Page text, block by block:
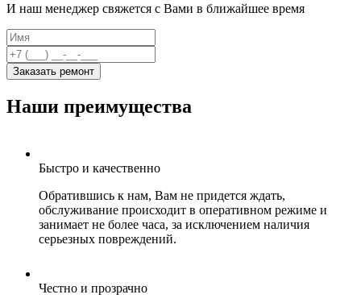
И наш менеджер свяжется с Вами в ближайшее время
Заказать ремонт
Наши преимущества
Быстро и качественно
Обратившись к нам, Вам не придется ждать,
обслуживание происходит в оперативном режиме и
занимает не более часа, за исключением наличия
серьезных повреждений.
Честно и прозрачно